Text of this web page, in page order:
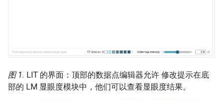
图 1. LIT 的界面：顶部的数据点编辑器允许 修改提示在底
部的 LM 显眼度模块中，他们可以查看显眼度结果。